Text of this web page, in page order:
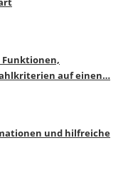
auf einen…
und hilfreiche